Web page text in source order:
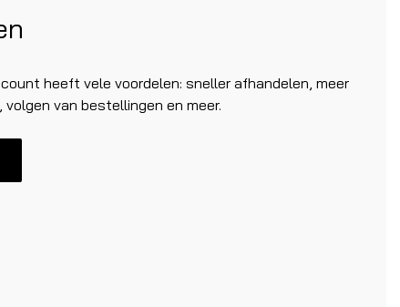
heeft vele voordelen: sneller afhandelen, meer
van bestellingen en meer.